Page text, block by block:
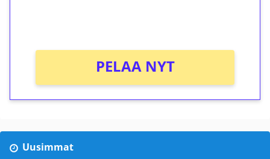
PELAA NYT
Uusimmat